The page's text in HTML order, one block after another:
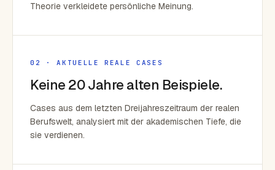
Theorie verkleidete persönliche Meinung.
02 · AKTUELLE REALE CASES
Keine 20 Jahre alten Beispiele.
Cases aus dem letzten Dreijahreszeitraum der realen
Berufswelt, analysiert mit der akademischen Tiefe, die
sie verdienen.